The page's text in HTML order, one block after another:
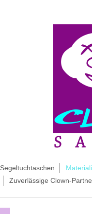
Segeltuchtaschen
Zuverlässige Clown-